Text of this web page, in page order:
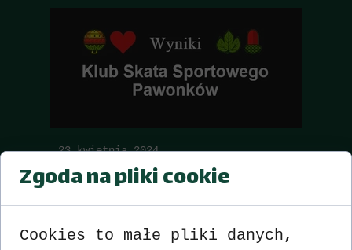
23 kwietnia 2024
Turniej Wiosenny
Wyniki>>> zobacz <<<
Zgoda na pliki cookie
Cookies to małe pliki danych,